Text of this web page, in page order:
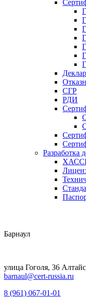
СГР
РДИ
Разработка
Барнаул
улица Гоголя, 36
barnaul@cert-russia.ru
8 (961) 067-01-01